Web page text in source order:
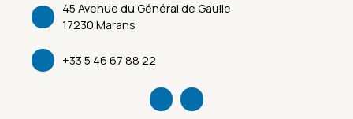
45 Avenue du Général de Gaulle
17230 Marans
+33 5 46 67 88 22